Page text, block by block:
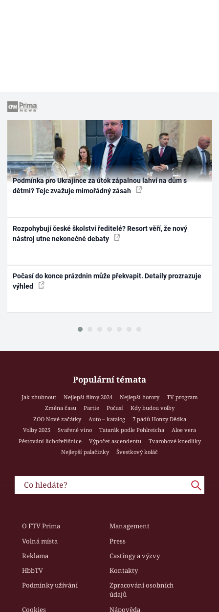
Podmínka pro Ukrajince za útok zápalnou lahví na dům s
dětmi? Tejc zvažuje mimořádný zásah
Rozpohybují české školství ředitelé? Resort věří, že nový
nástroj utne nekonečné debaty
Počasí do konce prázdnin může překvapit. Detaily prozrazuje
výhled
Populární témata
Jak zhubnout Nejlepší filmy 2024 Nejlepší horory
TV program
Změna času
Partie Počasí
Kdy budou volby
ZOO Nové začátky
Auto – katalog
7 pádů Honzy Dědka
Volby 2025
Svařené víno Tatarák podle Pohlreicha
Aloe vera
Pěstování lichořeřišnice
Výpočet ascendentu
Tvarohové knedlíky
Nejlepší palačinky
Švestkový koláč
O FTV Prima
Management
Volná místa
Press
Reklama
Castingy a výzvy
HbbTV
Kontakty
Podmínky užívání
Zpracování osobních
údajů
Cookies
Nápověda